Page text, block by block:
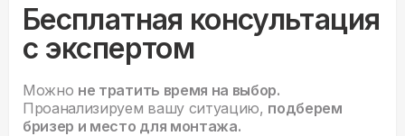
Бесплатная консультация
с экспертом
Можно не тратить время на выбор.
Проанализируем вашу ситуацию, подберем
бризер и место для монтажа.